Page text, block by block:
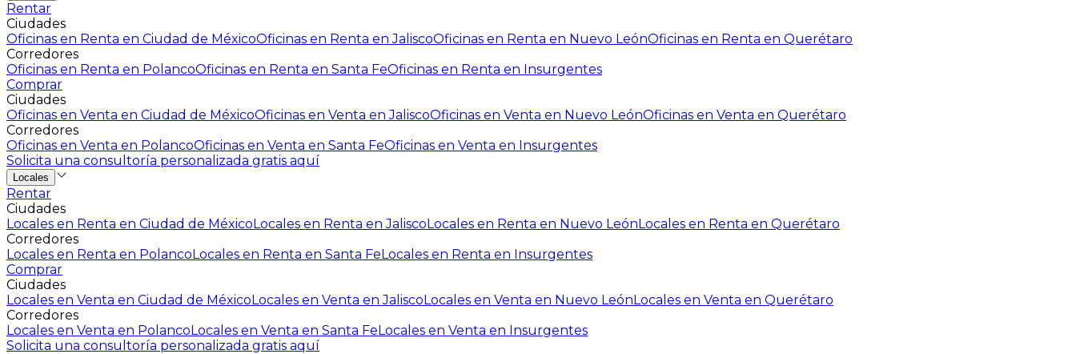
Rentar
Ciudades
Oficinas en Renta en Ciudad de MéxicoOficinas en Renta en JaliscoOficinas en Renta en Nuevo LeónOficinas en Renta en Querétaro
Corredores
Oficinas en Renta en PolancoOficinas en Renta en Santa FeOficinas en Renta en Insurgentes
Comprar
Ciudades
Oficinas en Venta en Ciudad de MéxicoOficinas en Venta en JaliscoOficinas en Venta en Nuevo LeónOficinas en Venta en Querétaro
Corredores
Oficinas en Venta en PolancoOficinas en Venta en Santa FeOficinas en Venta en Insurgentes
Solicita una consultoría personalizada gratis aquí
Locales
Rentar
Ciudades
Locales en Renta en Ciudad de MéxicoLocales en Renta en JaliscoLocales en Renta en Nuevo LeónLocales en Renta en Querétaro
Corredores
Locales en Renta en PolancoLocales en Renta en Santa FeLocales en Renta en Insurgentes
Comprar
Ciudades
Locales en Venta en Ciudad de MéxicoLocales en Venta en JaliscoLocales en Venta en Nuevo LeónLocales en Venta en Querétaro
Corredores
Locales en Venta en PolancoLocales en Venta en Santa FeLocales en Venta en Insurgentes
Solicita una consultoría personalizada gratis aquí